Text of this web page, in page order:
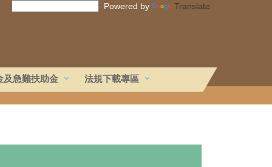
Powered by Translate
及急難扶助金 法規下載專區